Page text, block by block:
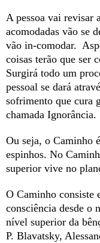
A pessoa vai revisar
acomodadas vão se
vão in-comodar.
coisas terão que ser
Surgirá todo um
pessoal se dará
sofrimento que cura
chamada Ignorância.
Ou seja, o Caminho
espinhos. No
superior vive no
O Caminho consiste
consciência desde o
nível superior da
P. Blavatsky,